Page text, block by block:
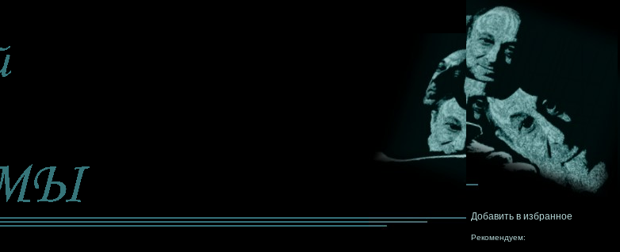
Добавить в избранное
Рекомендуем: